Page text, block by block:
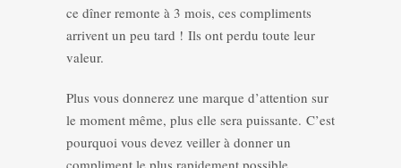
ce dîner remonte à 3 mois, ces compliments
arrivent un peu tard ! Ils ont perdu toute leur
valeur.
Plus vous donnerez une marque d’attention sur
le moment même, plus elle sera puissante. C’est
pourquoi vous devez veiller à donner un
compliment le plus rapidement possible.